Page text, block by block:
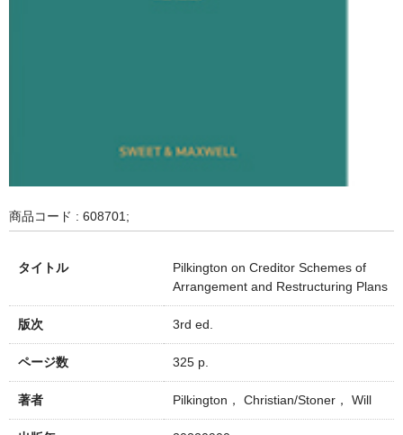
商品コード : 608701;
タイトル
Pilkington on Creditor Schemes of
Arrangement and Restructuring Plans
版次 3rd ed.
ページ数 325 p.
著者 Pilkington， Christian/Stoner， Will